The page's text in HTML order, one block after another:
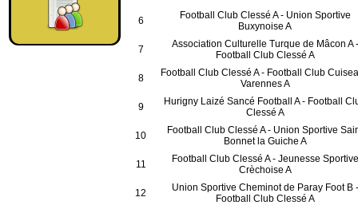
6
Football Club Clessé A - Union Sportive
Buxynoise A
7
Association Culturelle Turque de Mâcon A -
Football Club Clessé A
8
Football Club Clessé A - Football Club
Varennes A
9
Hurigny Laizé Sancé Football A - Football
Clessé A
10
Football Club Clessé A - Union Sportive
Bonnet la Guiche A
11
Football Club Clessé A - Jeunesse Sportive
Crèchoise A
12
Union Sportive Cheminot de Paray Foot B -
Football Club Clessé A